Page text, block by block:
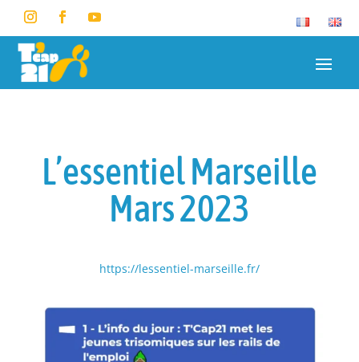
L’essentiel Marseille
Mars 2023
https://lessentiel-marseille.fr/